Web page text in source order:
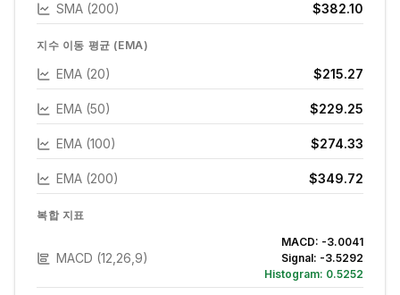
SMA (200) $382.10
지수 이동 평균 (EMA)
EMA (20) $215.27
EMA (50) $229.25
EMA (100) $274.33
EMA (200) $349.72
복합 지표
MACD (12,26,9)
MACD: -3.0041
Signal: -3.5292
Histogram: 0.5252